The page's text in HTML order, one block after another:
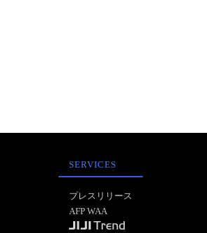
SERVICES
プレスリリース
AFP WAA